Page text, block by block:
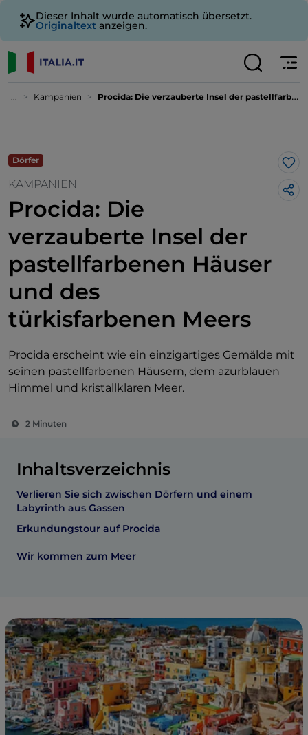
Dieser Inhalt wurde automatisch übersetzt.
Originaltext anzeigen.
... Kampanien Procida: Die verzauberte Insel der pastellfarbenen Häuser und des türkisfarbenen Meers
Dörfer
KAMPANIEN
Procida: Die
verzauberte Insel der
pastellfarbenen Häuser
und des
türkisfarbenen Meers
Procida erscheint wie ein einzigartiges Gemälde mit
seinen pastellfarbenen Häusern, dem azurblauen
Himmel und kristallklaren Meer.
2 Minuten
Inhaltsverzeichnis
Verlieren Sie sich zwischen Dörfern und einem
Labyrinth aus Gassen
Erkundungstour auf Procida
Wir kommen zum Meer